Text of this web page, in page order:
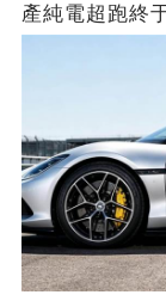
產純電超跑終